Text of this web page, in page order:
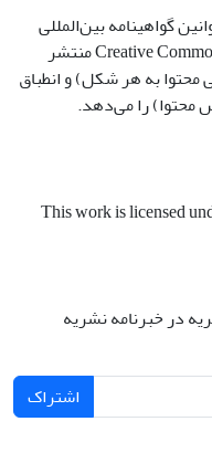
گواهینامه بین‌المللی
Creative Commons Attribution 4.0 International License منتشر
محتوا به هر شکل) و انطباق
محتوا) را می‌دهد.
This work is licensed
در خبرنامه نشریه
اشتراک